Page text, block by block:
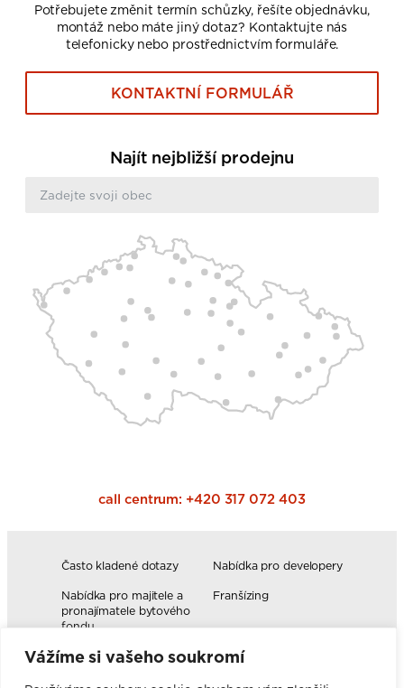
Vážíme si vašeho soukromí
Potřebujete změnit termín schůzky, řešíte objednávku,
montáž nebo máte jiný dotaz? Kontaktujte nás
telefonicky nebo prostřednictvím formuláře.
KONTAKTNÍ FORMULÁŘ
Najít nejbližší prodejnu
call centrum: +420 317 072 403
Často kladené dotazy
Nabídka pro developery
Nabídka pro majitele a
pronajímatele bytového
fondu
Franšízing
Volná pracovní místa
Blog